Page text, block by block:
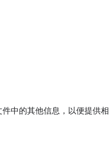
中的其他信息，以便提供相